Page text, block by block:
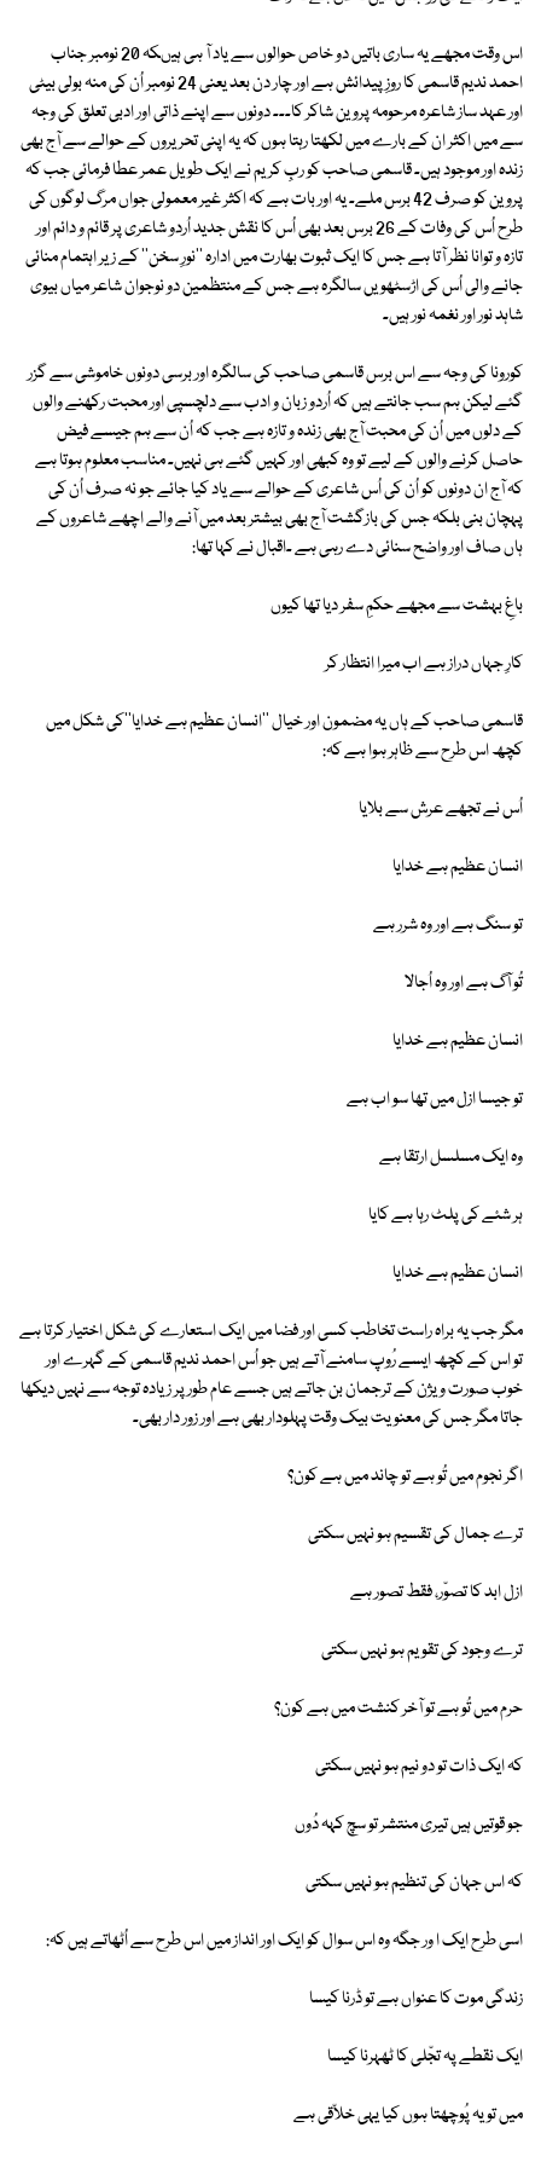
اس وقت مجھے یہ ساری باتیں دو خاص حوالوں سے یاد آ ہی ہیںکہ 20 نومبر جناب
احمد ندیم قاسمی کا روزِ پیدائش ہے اور چار دن بعد یعنی 24 نومبر اُن کی منہ بولی بیٹی
اور عہد ساز شاعرہ مرحومہ پروین شاکر کا۔۔۔ دونوں سے اپنے ذاتی اور ادبی تعلق کی وجہ
سے میں اکثر ان کے بارے میں لکھتا رہتا ہوں کہ یہ اپنی تحریروں کے حوالے سے آج بھی
زندہ اور موجود ہیں۔ قاسمی صاحب کو ربِ کریم نے ایک طویل عمر عطا فرمائی جب کہ
پروین کو صرف 42 برس ملے۔ یہ اور بات ہے کہ اکثر غیر معمولی جواں مرگ لوگوں کی
طرح اُس کی وفات کے 26 برس بعد بھی اُس کا نقش جدید اُردو شاعری پر قائم و دائم اور
تازہ و توانا نظر آتا ہے جس کا ایک ثبوت بھارت میں ادارہ ''نورِ سخن'' کے زیر اہتمام منائی
جانے والی اُس کی اڑسٹھویں سالگرہ ہے جس کے منتظمین دو نوجوان شاعر میاں بیوی
شاہد نور اور نغمہ نور ہیں۔
کورونا کی وجہ سے اس برس قاسمی صاحب کی سالگرہ اور برسی دونوں خاموشی سے گزر
گئے لیکن ہم سب جانتے ہیں کہ اُردو زبان و ادب سے دلچسپی اور محبت رکھنے والوں
کے دلوں میں اُن کی محبت آج بھی زندہ و تازہ ہے جب کہ اُن سے ہم جیسے فیض
حاصل کرنے والوں کے لیے تو وہ کبھی اور کہیں گئے ہی نہیں۔ مناسب معلوم ہوتا ہے
کہ آج ان دونوں کو اُن کی اُس شاعری کے حوالے سے یاد کیا جائے جو نہ صرف اُن کی
پہچان بنی بلکہ جس کی بازگشت آج بھی بیشتر بعد میں آنے والے اچھے شاعروں کے
ہاں صاف اور واضح سنائی دے رہی ہے ۔اقبال نے کہا تھا:
باغِ بہشت سے مجھے حکمِ سفر دیا تھا کیوں
کارِ جہاں دراز ہے اب میرا انتظار کر
قاسمی صاحب کے ہاں یہ مضمون اور خیال ''انسان عظیم ہے خدایا''کی شکل میں
کچھ اس طرح سے ظاہر ہوا ہے کہ:
اُس نے تجھے عرش سے بلایا
انسان عظیم ہے خدایا
تو سنگ ہے اور وہ شرر ہے
تُو آگ ہے اور وہ اُجالا
انسان عظیم ہے خدایا
تو جیسا ازل میں تھا سو اب ہے
وہ ایک مسلسل ارتقا ہے
ہر شئے کی پلٹ رہا ہے کایا
انسان عظیم ہے خدایا
مگر جب یہ براہ راست تخاطب کسی اور فضا میں ایک استعارے کی شکل اختیار کرتا ہے
تو اس کے کچھ ایسے رُوپ سامنے آتے ہیں جو اُس احمد ندیم قاسمی کے گہرے اور
خوب صورت ویژن کے ترجمان بن جاتے ہیں جسے عام طور پر زیادہ توجہ سے نہیں دیکھا
جاتا مگر جس کی معنویت بیک وقت پہلودار بھی ہے اور زور دار بھی۔
اگر نجوم میں تُو ہے تو چاند میں ہے کون؟
ترے جمال کی تقسیم ہو نہیں سکتی
ازل ابد کا تصوّر، فقط تصور ہے
ترے وجود کی تقویم ہو نہیں سکتی
حرم میں تُو ہے تو آخر کنشت میں ہے کون؟
کہ ایک ذات تو دو نیم ہو نہیں سکتی
جو قوتیں ہیں تیری منتشر تو سچ کہہ دُوں
کہ اس جہان کی تنظیم ہو نہیں سکتی
اسی طرح ایک ا ور جگہ وہ اس سوال کو ایک اور انداز میں اس طرح سے اُٹھاتے ہیں کہ:
زندگی موت کا عنواں ہے تو ڈرنا کیسا
ایک نقطے پہ تجّلی کا ٹھہرنا کیسا
میں تو یہ پُوچھتا ہوں کیا یہی خلاّقی ہے